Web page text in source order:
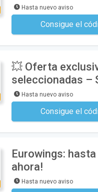
Hasta nuevo aviso
Consigue el
No se necesita
💥 Oferta
seleccionadas –
Hasta nuevo aviso
Consigue el
No se necesita
Eurowings:
ahora!
Hasta nuevo aviso